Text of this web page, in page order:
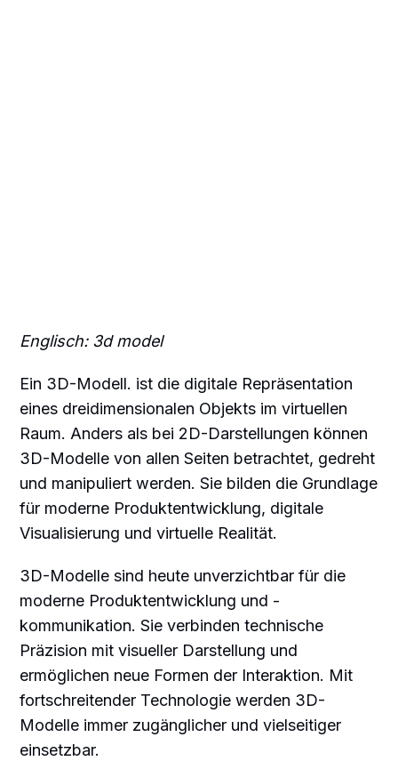
Englisch: 3d model
Ein 3D-Modell. ist die digitale Repräsentation
eines dreidimensionalen Objekts im virtuellen
Raum. Anders als bei 2D-Darstellungen können
3D-Modelle von allen Seiten betrachtet, gedreht
und manipuliert werden. Sie bilden die Grundlage
für moderne Produktentwicklung, digitale
Visualisierung und virtuelle Realität.
3D-Modelle sind heute unverzichtbar für die
moderne Produktentwicklung und -
kommunikation. Sie verbinden technische
Präzision mit visueller Darstellung und
ermöglichen neue Formen der Interaktion. Mit
fortschreitender Technologie werden 3D-
Modelle immer zugänglicher und vielseitiger
einsetzbar.